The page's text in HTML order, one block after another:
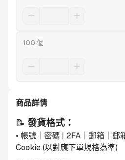
100 個
商品詳情
📝 發貨格式：
• 帳號｜密碼 | 2FA｜郵箱｜郵
Cookie (以對應下單規格為準)